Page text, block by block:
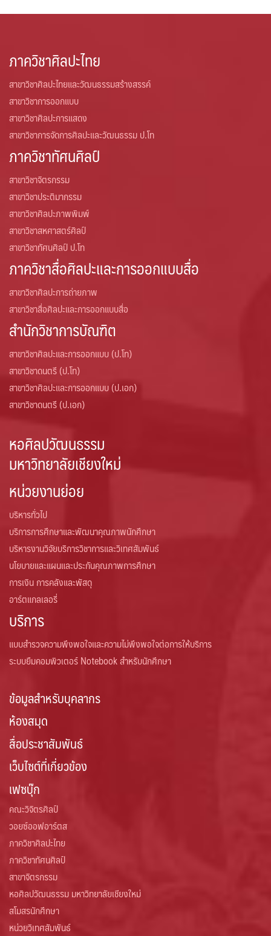
ภาควิชาศิลปะไทย
สาขาวิชาศิลปะไทยและวัฒนธรรมสร้างสรรค์
สาขาวิชาการออกแบบ
สาขาวิชาศิลปะการแสดง
สาขาวิชาการจัดการศิลปะและวัฒนธรรม ป.โท
ภาควิชาทัศนศิลป์
สาขาวิชาจิตรกรรม
สาขาวิชาประติมากรรม
สาขาวิชาศิลปะภาพพิมพ์
สาขาวิชาสหศาสตร์ศิลป์
สาขาวิชาทัศนศิลป์ ป.โท
ภาควิชาสื่อศิลปะและการออกแบบสื่อ
สาขาวิชาศิลปะการถ่ายภาพ
สาขาวิชาสื่อศิลปะและการออกแบบสื่อ
สำนักวิชาการบัณฑิต
สาขาวิชาศิลปะและการออกแบบ (ป.โท)
สาขาวิชาดนตรี (ป.โท)
สาขาวิชาศิลปะและการออกแบบ (ป.เอก)
สาขาวิชาดนตรี (ป.เอก)
หอศิลปวัฒนธรรม
มหาวิทยาลัยเชียงใหม่
หน่วยงานย่อย
บริหารทั่วไป
บริการการศึกษาและพัฒนาคุณภาพนักศึกษา
บริหารงานวิจัยบริการวิชาการและวิเทศสัมพันธ์
นโยบายและแผนและประกันคุณภาพการศึกษา
การเงิน การคลังและพัสดุ
อาร์ตแกลเลอรี่
บริการ
แบบสำรวจความพึงพอใจและความไม่พึงพอใจต่อการให้บริการ
ระบบยืมคอมพิวเตอร์ Notebook สำหรับนักศึกษา
ข้อมูลสำหรับบุคลากร
ห้องสมุด
สื่อประชาสัมพันธ์
เว็บไซต์ที่เกี่ยวข้อง
เฟซบุ๊ก
คณะวิจิตรศิลป์
วอยซ์ออฟอาร์ตส
ภาควิชาศิลปะไทย
ภาควิชาทัศนศิลป์
สาขาจิตรกรรม
หอศิลปวัฒนธรรม มหาวิทยาลัยเชียงใหม่
สโมสรนักศึกษา
หน่วยวิเทศสัมพันธ์